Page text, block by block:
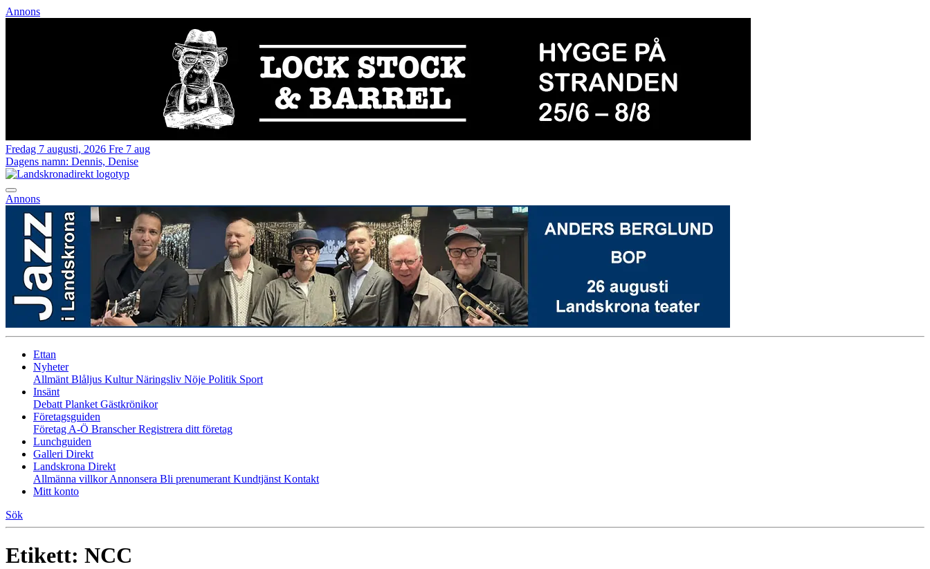
Annons
Fredag 7 augusti, 2026 Fre 7 aug
Dagens namn: Dennis, Denise
Annons
Ettan
Nyheter
Allmänt Blåljus KulturNäringsliv Nöje Politik Sport
Insänt
Debatt Planket Gästkrönikor
Företagsguiden
Företag A-Ö BranscherRegistrera ditt företag
Lunchguiden
Galleri Direkt
Landskrona Direkt
Allmänna villkorAnnonsera Bli prenumerant Kundtjänst Kontakt
Mitt konto
Sök
Etikett: NCC